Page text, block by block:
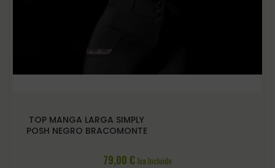
TOP MANGA LARGA SIMPLY
POSH NEGRO BRACOMONTE
79,00 € Iva Incluido